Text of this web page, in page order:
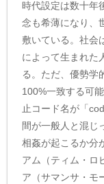
時代設定は数十年
念も希薄になり、
敷いている。社会
によって生まれた
る。ただ、優勢学
100%一致する可
止コード名が「
間が一般人と混じ
相姦が起こるか分
アム（ティム・ロ
ア（サマンサ・モ